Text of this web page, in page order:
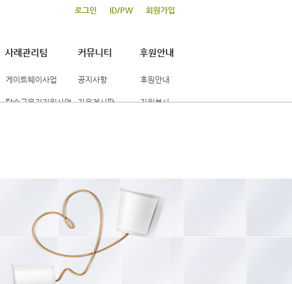
로그인 ID/PW 회원가입
사례관리팀 커뮤니티 후원안내
게이트웨이사업
탈수급유지지원사업
공지사항
자유게시판
후원안내
자원봉사